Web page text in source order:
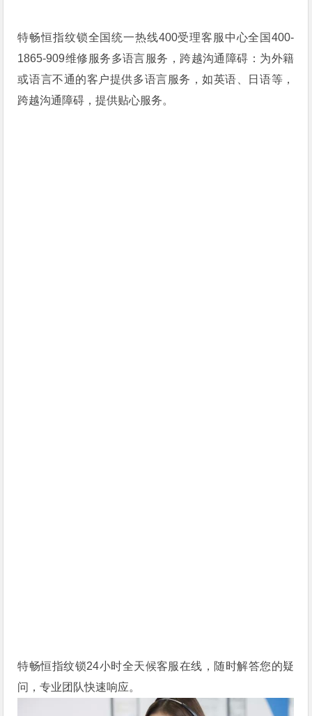
特畅恒指纹锁全国统一热线400受理客服中心全国400-
1865-909维修服务多语言服务，跨越沟通障碍：为外籍
或语言不通的客户提供多语言服务，如英语、日语等，
跨越沟通障碍，提供贴心服务。
特畅恒指纹锁24小时全天候客服在线，随时解答您的疑
问，专业团队快速响应。